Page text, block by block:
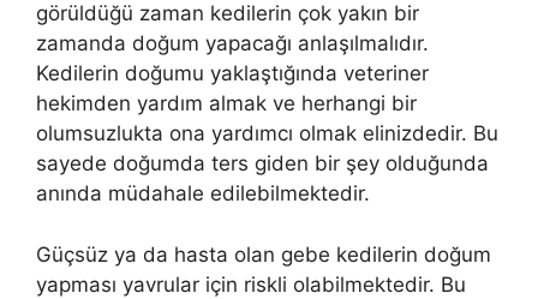
görüldüğü zaman kedilerin çok yakın bir
zamanda doğum yapacağı anlaşılmalıdır.
Kedilerin doğumu yaklaştığında veteriner
hekimden yardım almak ve herhangi bir
olumsuzlukta ona yardımcı olmak elinizdedir. Bu
sayede doğumda ters giden bir şey olduğunda
anında müdahale edilebilmektedir.
Güçsüz ya da hasta olan gebe kedilerin doğum
yapması yavrular için riskli olabilmektedir. Bu